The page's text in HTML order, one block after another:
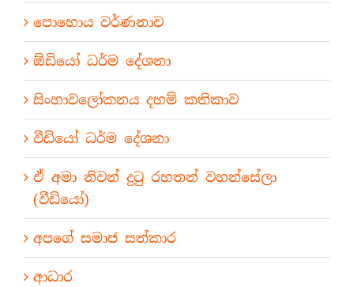
පොහොය වර්ණනාව
ඕඩියෝ ධර්ම දේශනා
සිංහාවලෝකනය දහම් කතිකාව
වීඩියෝ ධර්ම දේශනා
ඒ අමා නිවන් දුටු රහතන් වහන්සේලා
(වීඩියෝ)
අපගේ සමාජ සත්කාර
ආධාර